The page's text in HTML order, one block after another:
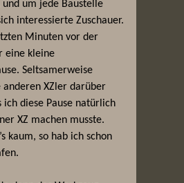
um jede Baustelle
interessierte Zuschauer.
Minuten vor der
eine kleine
Seltsamerweise
anderen XZler darüber
ich diese Pause natürlich
XZ machen musste.
kaum, so hab ich schon